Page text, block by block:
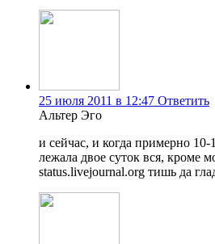
25 июля 2011 в 12:47 Ответить
Альтер Эго
и сейчас, и когда примерно
лежала двое суток вся, кроме
status.livejournal.org тишь да